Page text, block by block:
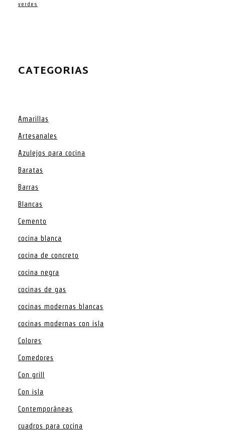
verdes
CATEGORIAS
Amarillas
Artesanales
Azulejos para cocina
Baratas
Barras
Blancas
Cemento
cocina blanca
cocina de concreto
cocina negra
cocinas de gas
cocinas modernas blancas
cocinas modernas con isla
Colores
Comedores
Con grill
Con isla
Contemporáneas
cuadros para cocina